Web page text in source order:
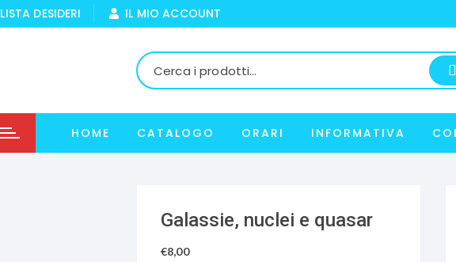
LISTA DESIDERI IL MIO ACCOUNT
HOME CATALOGO ORARI INFORMATIVA
Galassie, nuclei e quasar
€8,00